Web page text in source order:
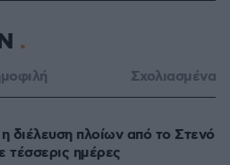
Σχολιασμένα
διέλευση πλοίων από το Στενό
τέσσερις ημέρες